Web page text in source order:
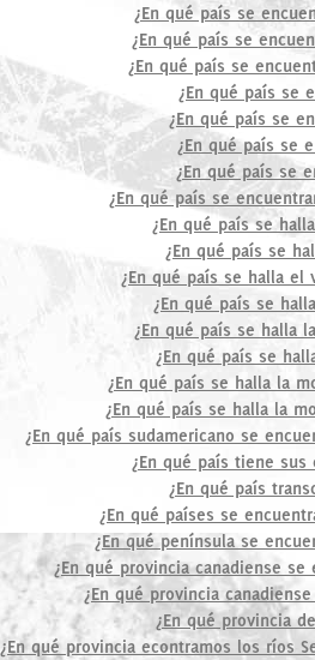
¿En qué país se
¿En qué país se
¿En qué país se
¿En qué país se
¿En qué país se
¿En qué país se
¿En qué país se
¿En qué país se
¿En qué país se
¿En qué país se
¿En qué país se halla el
¿En qué país se
¿En qué país se halla
¿En qué país se
¿En qué país se halla la
¿En qué país se halla la
¿En qué país sudamericano se
¿En qué país tiene sus
¿En qué país
¿En qué países se
¿En qué península se
¿En qué provincia canadiense
¿En qué provincia
¿En qué provincia
¿En qué provincia econtramos los ríos